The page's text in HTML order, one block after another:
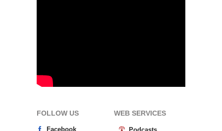
FOLLOW US
Facebook
WEB SERVICES